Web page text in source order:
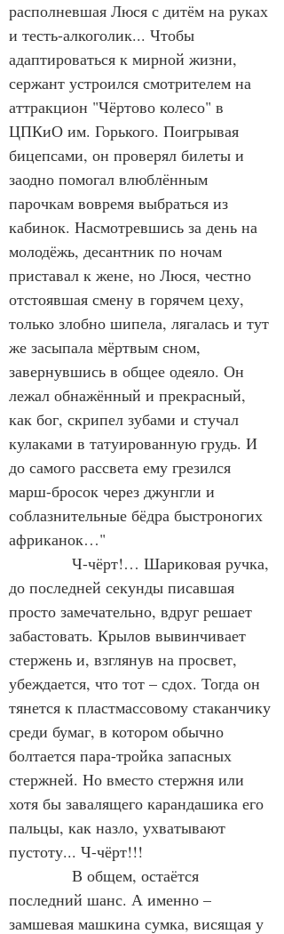
располневшая Люся с дитём на руках
и тесть-алкоголик... Чтобы
адаптироваться к мирной жизни,
сержант устроился смотрителем на
аттракцион "Чёртово колесо" в
ЦПКиО им. Горького. Поигрывая
бицепсами, он проверял билеты и
заодно помогал влюблённым
парочкам вовремя выбраться из
кабинок. Насмотревшись за день на
молодёжь, десантник по ночам
приставал к жене, но Люся, честно
отстоявшая смену в горячем цеху,
только злобно шипела, лягалась и тут
же засыпала мёртвым сном,
завернувшись в общее одеяло. Он
лежал обнажённый и прекрасный,
как бог, скрипел зубами и стучал
кулаками в татуированную грудь. И
до самого рассвета ему грезился
марш-бросок через джунгли и
соблазнительные бёдра быстроногих
африканок…"
Ч-чёрт!… Шариковая ручка,
до последней секунды писавшая
просто замечательно, вдруг решает
забастовать. Крылов вывинчивает
стержень и, взглянув на просвет,
убеждается, что тот – сдох. Тогда он
тянется к пластмассовому стаканчику
среди бумаг, в котором обычно
болтается пара-тройка запасных
стержней. Но вместо стержня или
хотя бы завалящего карандашика его
пальцы, как назло, ухватывают
пустоту... Ч-чёрт!!!
В общем, остаётся
последний шанс. А именно –
замшевая машкина сумка, висящая у